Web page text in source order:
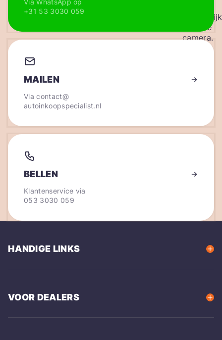
Via WhatsApp op
+31 53 3030 059
MAILEN
Viacontact@
autoinkoopspecialist.nl
BELLEN
Klantenservice via
053 3030 059
HANDIGE LINKS
VOOR DEALERS